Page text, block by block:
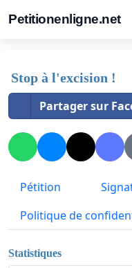
Petitionenligne.net
Stop à l'excision !
Partager sur
Pétition
Politique de
Statistiques